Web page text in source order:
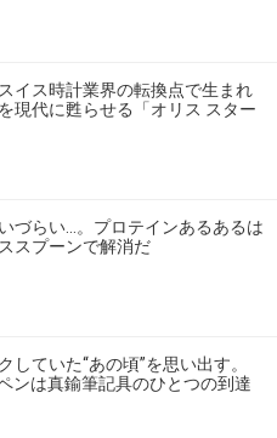
イス時計業界の転換点で生まれ
現代に甦らせる「オリス スター
づらい…。プロテインあるあるは
スプーンで解消だ
していた“あの頃”を思い出す。
ンは真鍮筆記具のひとつの到達